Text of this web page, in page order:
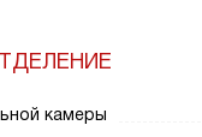
камеры